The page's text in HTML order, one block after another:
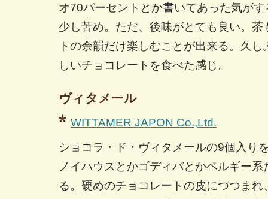
オ70パーセントとか書いてあった気が
少し苦め。ただ、後味がとても良い。
トの余韻だけ楽しむことが出来る。久
しいチョコレートを食べた感じ。
ヴィタメール
WITTAMER JAPON Co.,Ltd.
ショコラ・ド・ヴィタメールの9個入り
ノイハウスとかゴディバとかベルギー
る。硬めのチョコレートの皮につつま